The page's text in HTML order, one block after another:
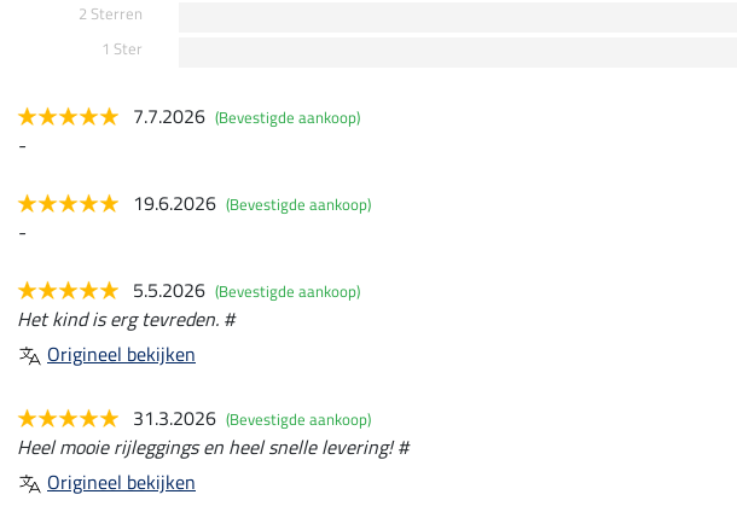
2 Sterren
1 Ster
7.7.2026 (Bevestigde aankoop)
-
19.6.2026 (Bevestigde aankoop)
-
5.5.2026 (Bevestigde aankoop)
Het kind is erg tevreden. #
Origineel bekijken
31.3.2026 (Bevestigde aankoop)
Heel mooie rijleggings en heel snelle levering! #
Origineel bekijken